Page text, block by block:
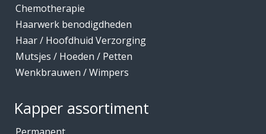
Chemotherapie
Haarwerk benodigdheden
Haar / Hoofdhuid Verzorging
Mutsjes / Hoeden / Petten
Wenkbrauwen / Wimpers
Kapper assortiment